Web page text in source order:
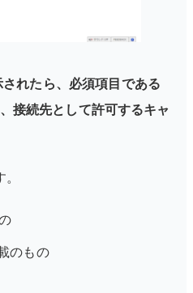
れたら、必須項目である
接続先として許可するキャ
のもの